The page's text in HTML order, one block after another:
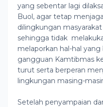
yang sebentar lagi
Buol, agar tetap
dilingkungan
sehingga tidak
melaporkan hal-hal
gangguan Kamtibmas
turut serta berperan
lingkungan masing-
Setelah penyampaian